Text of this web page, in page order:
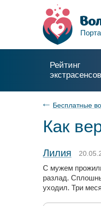
Рейтинг
экстрасенсов
Бесплатные
Как
Лилия
С мужем
разлад.
уходил. Три